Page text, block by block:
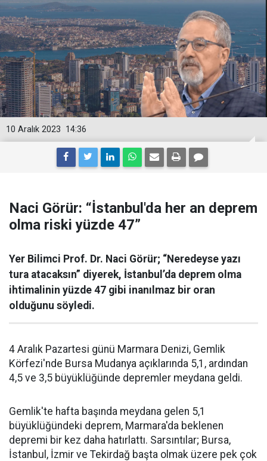
14:36
10 Aralık 2023
Naci Görür: “İstanbul'da her an deprem
olma riski yüzde 47”
Yer Bilimci Prof. Dr. Naci Görür; “Neredeyse yazı
tura atacaksın” diyerek, İstanbul’da deprem olma
ihtimalinin yüzde 47 gibi inanılmaz bir oran
olduğunu söyledi.
4 Aralık Pazartesi günü Marmara Denizi, Gemlik
Körfezi'nde Bursa Mudanya açıklarında 5,1, ardından
4,5 ve 3,5 büyüklüğünde depremler meydana geldi.
Gemlik'te hafta başında meydana gelen 5,1
büyüklüğündeki deprem, Marmara'da beklenen
depremi bir kez daha hatırlattı. Sarsıntılar; Bursa,
İstanbul, İzmir ve Tekirdağ başta olmak üzere pek çok